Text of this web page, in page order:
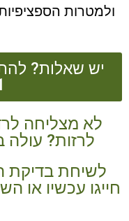
ולמטרות
לא מצליחה
לרזות?
לשיחת בדיקת
חייגו עכשיו או